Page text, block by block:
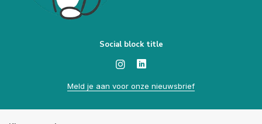
Social block title
Meld je aan voor onze nieuwsbrief